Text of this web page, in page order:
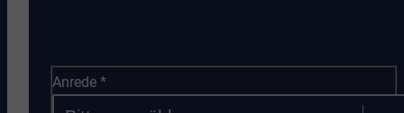
Anrede*